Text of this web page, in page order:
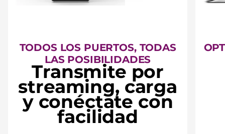
TODOS LOS PUERTOS, TODAS
LAS POSIBILIDADES
Transmite por
streaming, carga
y conéctate con
facilidad